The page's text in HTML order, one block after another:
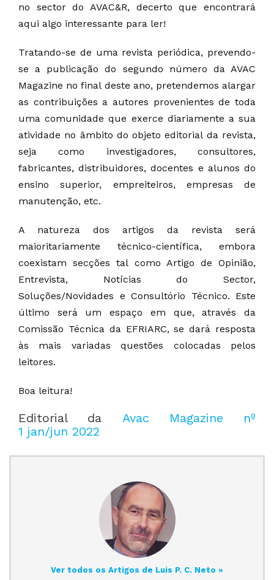
no sector do AVAC&R, decerto que encontrará
aqui algo interessante para ler!
Tratando-se de uma revista periódica, prevendo-
se a publicação do segundo número da AVAC
Magazine no final deste ano, pretendemos alargar
as contribuições a autores provenientes de toda
uma comunidade que exerce diariamente a sua
atividade no âmbito do objeto editorial da revista,
seja como investigadores, consultores,
fabricantes, distribuidores, docentes e alunos do
ensino superior, empreiteiros, empresas de
manutenção, etc.
A natureza dos artigos da revista será
maioritariamente técnico-científica, embora
coexistam secções tal como Artigo de Opinião,
Entrevista, Notícias do Sector,
Soluções/Novidades e Consultório Técnico. Este
último será um espaço em que, através da
Comissão Técnica da EFRIARC, se dará resposta
às mais variadas questões colocadas pelos
leitores.
Boa leitura!
Editorial da Avac Magazine nº
1 jan/jun 2022
Ver todos os Artigos de Luis P. C. Neto »